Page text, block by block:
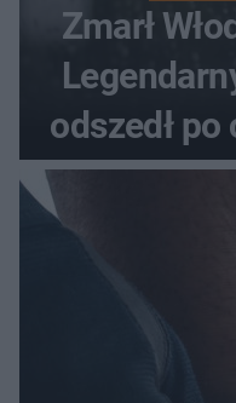
Zmarł
odszedł